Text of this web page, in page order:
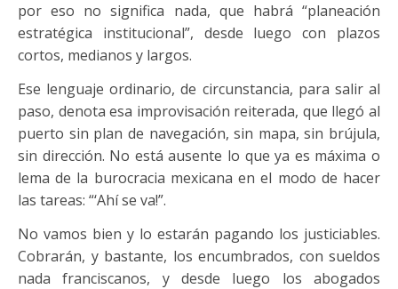
por eso no significa nada, que habrá “planeación
estratégica institucional”, desde luego con plazos
cortos, medianos y largos.
Ese lenguaje ordinario, de circunstancia, para salir al
paso, denota esa improvisación reiterada, que llegó al
puerto sin plan de navegación, sin mapa, sin brújula,
sin dirección. No está ausente lo que ya es máxima o
lema de la burocracia mexicana en el modo de hacer
las tareas: “‘Ahí se va!”.
No vamos bien y lo estarán pagando los justiciables.
Cobrarán, y bastante, los encumbrados, con sueldos
nada franciscanos, y desde luego los abogados